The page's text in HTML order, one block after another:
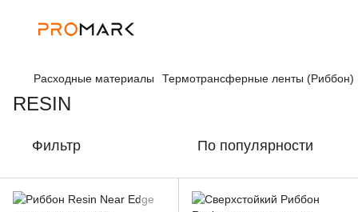
Расходные материалы Термотрансферные ленты (Риббон)
RESIN
Фильтр По популярности